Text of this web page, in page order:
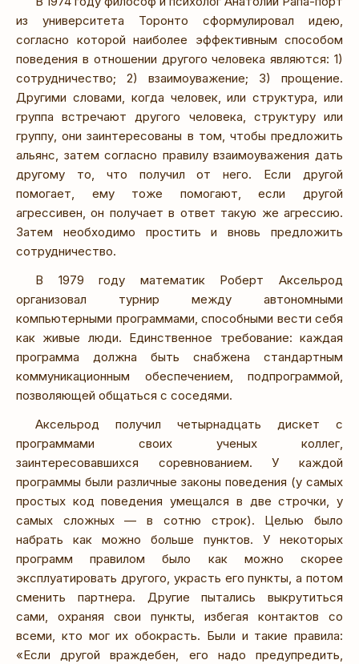
из университета Торонто сформулировал идею,
согласно которой наиболее эффективным способом
поведения в отношении другого человека являются: 1)
сотрудничество; 2) взаимоуважение; 3) прощение.
Другими словами, когда человек, или структура, или
группа встречают другого человека, структуру или
группу, они заинтересованы в том, чтобы предложить
альянс, затем согласно правилу взаимоуважения дать
другому то, что получил от него. Если другой
помогает, ему тоже помогают, если другой
агрессивен, он получает в ответ такую же агрессию.
Затем необходимо простить и вновь предложить
сотрудничество.
В 1979 году математик Роберт Аксельрод
организовал турнир между автономными
компьютерными программами, способными вести себя
как живые люди. Единственное требование: каждая
программа должна быть снабжена стандартным
коммуникационным обеспечением, подпрограммой,
позволяющей общаться с соседями.
Аксельрод получил четырнадцать дискет с
программами своих ученых коллег,
заинтересовавшихся соревнованием. У каждой
программы были различные законы поведения (у самых
простых код поведения умещался в две строчки, у
самых сложных — в сотню строк). Целью было
набрать как можно больше пунктов. У некоторых
программ правилом было как можно скорее
эксплуатировать другого, украсть его пункты, а потом
сменить партнера. Другие пытались выкрутиться
сами, охраняя свои пункты, избегая контактов со
всеми, кто мог их обокрасть. Были и такие правила:
«Если другой враждебен, его надо предупредить,